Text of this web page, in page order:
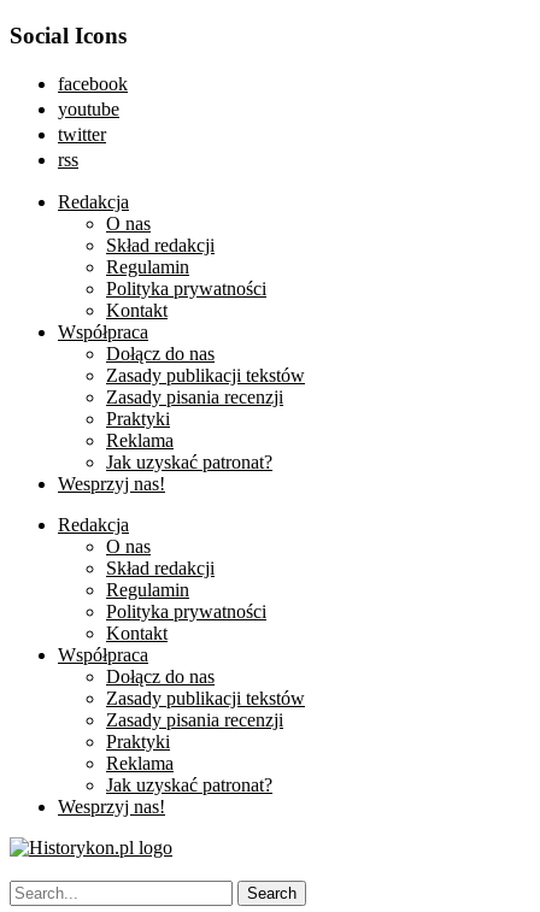
Social Icons
facebook
youtube
twitter
rss
Redakcja
O nas
Skład redakcji
Regulamin
Polityka prywatności
Kontakt
Współpraca
Dołącz do nas
Zasady publikacji tekstów
Zasady pisania recenzji
Praktyki
Reklama
Jak uzyskać patronat?
Wesprzyj nas!
Redakcja
O nas
Skład redakcji
Regulamin
Polityka prywatności
Kontakt
Współpraca
Dołącz do nas
Zasady publikacji tekstów
Zasady pisania recenzji
Praktyki
Reklama
Jak uzyskać patronat?
Wesprzyj nas!